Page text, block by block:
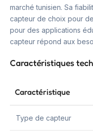
marché tunisien. Sa
capteur de choix pour
pour des applications
capteur répond aux
Caractéristiques
Caractéristique
Type de capteur